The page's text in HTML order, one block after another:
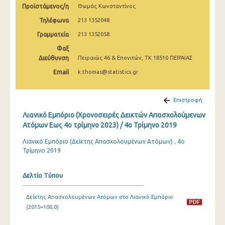
1o Τρίμηνο 2020
4o Τρίμηνο 2019
2o Τρίμηνο 2019
3o Τρίμηνο 2018
1o Τρίμηνο 2018
3o Τρίμηνο 2017
2o Τρίμηνο 2017
Προϊστάμενος/η Θωμάς Κωνσταντίνος
Τηλέφωνα 213 1352048
Γραμματεία 213 1352058
Φαξ
Διεύθυνση
Πειραιώς 46 & Επονιτών, ΤΚ 18510 ΠΕΙΡΑΙΑΣ
Email k.thomas@statistics.gr
Επιστροφή
Λιανικό Εμπόριο (Χρονοσειρές Δεικτών Απασχολούμενων
Ατόμων Εως 4ο τρίμηνο 2023) / 4o Τρίμηνο 2019
Λιανικό Εμπόριο (Δείκτης Απασχολουμένων Ατόμων) , 4ο
Τρίμηνο 2019
Δελτίο Τύπου
Δείκτης Απασχολουμένων Ατόμων στο Λιανικό Εμπόριο
(2015=100,0)